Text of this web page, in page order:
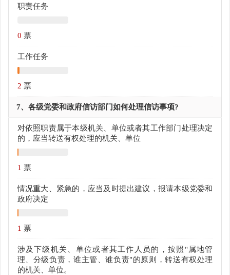
职责任务
0 票
工作任务
2 票
7、各级党委和政府信访部门如何处理信访事项?
对依照职责属于本级机关、单位或者其工作部门处理决定
的，应当转送有权处理的机关、单位
1 票
情况重大、紧急的，应当及时提出建议，报请本级党委和
政府决定
1 票
涉及下级机关、单位或者其工作人员的，按照"属地管
理、分级负责，谁主管、谁负责"的原则，转送有权处理
的机关、单位。